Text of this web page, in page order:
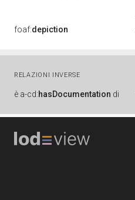
foaf:depiction
RELAZIONI INVERSE
è a-cd:hasDocumentation di